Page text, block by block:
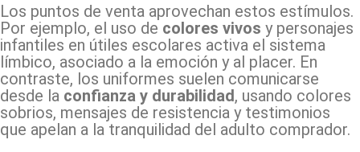
Los puntos de venta aprovechan estos estímulos.
Por ejemplo, el uso de colores vivos y personajes
infantiles en útiles escolares activa el sistema
límbico, asociado a la emoción y al placer. En
contraste, los uniformes suelen comunicarse
desde la confianza y durabilidad, usando colores
sobrios, mensajes de resistencia y testimonios
que apelan a la tranquilidad del adulto comprador.